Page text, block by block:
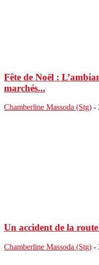
Fête de Noël :
marchés...
Chamberline Massoda (Stg) -
Un accident de la
Chamberline Massoda (Stg) -